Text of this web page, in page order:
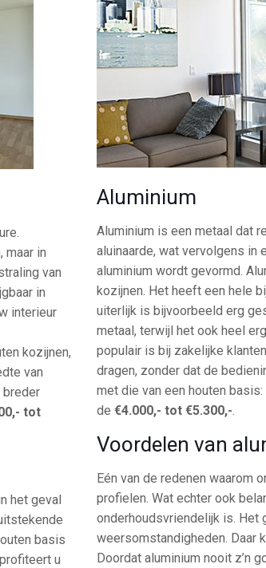
maar in
van
in
interieur
kozijnen,
van
breder
tot
het geval
basis
u
Aluminium
Aluminium is een metaal dat
aluinaarde, wat vervolgens in
aluminium wordt gevormd.
kozijnen. Het heeft een hele
uiterlijk is bijvoorbeeld erg
metaal, terwijl het ook heel
populair is bij zakelijke
dragen, zonder dat de
met die van een houten
de €4.000,- tot €5.300,-
Voordelen van
Eén van de redenen waarom
profielen. Wat echter ook
onderhoudsvriendelijk is. Het
weersomstandigheden. Daar
Doordat aluminium nooit z’n